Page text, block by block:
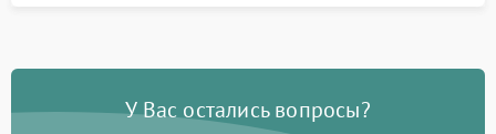
У Вас остались вопросы?